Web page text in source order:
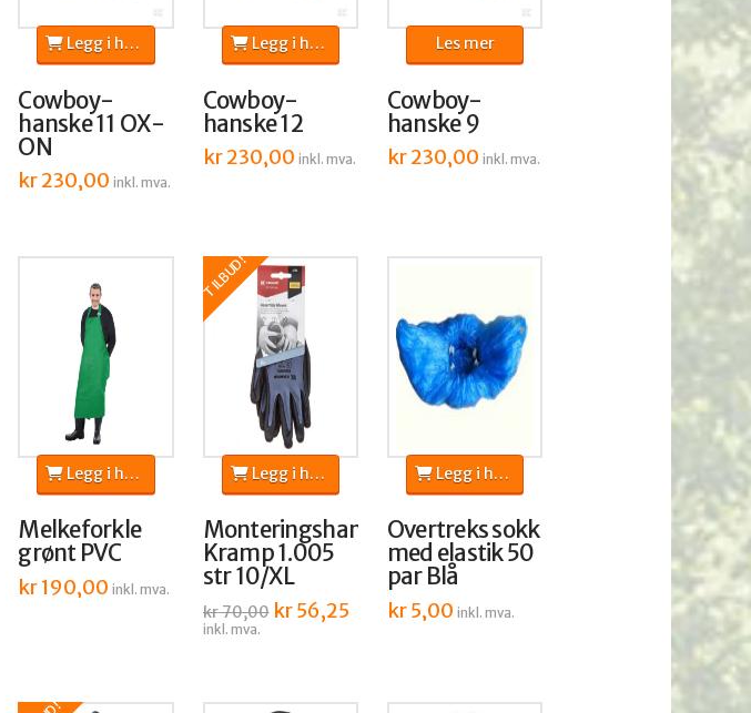
Cowboy-
hanske 11 OX-
ON
kr230,00 inkl. mva.
Legg i handlekurv
Cowboy-
hanske 12
kr230,00 inkl. mva.
Legg i handlekurv
Cowboy-
hanske 9
kr230,00 inkl. mva.
Les mer
Melkeforkle
grønt PVC
kr190,00 inkl. mva.
Legg i handlekurv
TILBUD!
Monteringshansker
Kramp 1.005
str 10/XL
kr70,00 Opprinnelig
pris
kr56,25Nåværende
inkl. mva.
Legg i handlekurv
Overtreks sokk
med elastik 50
par Blå
kr5,00 inkl. mva.
Legg i handlekurv